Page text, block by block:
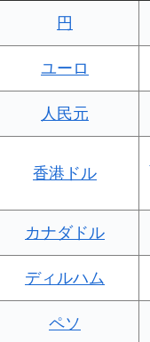
円
ユーロ
人民元
香港ドル
カナダドル
ディルハム
ペソ